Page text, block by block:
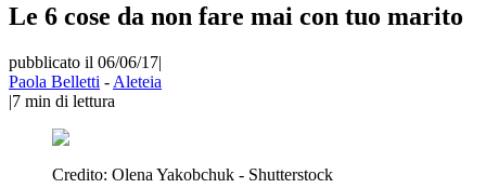
Le 6 cose da non fare mai con tuo marito
pubblicato il 06/06/17|
Paola Belletti - Aleteia
|7 min di lettura
Credito: Olena Yakobchuk - Shutterstock